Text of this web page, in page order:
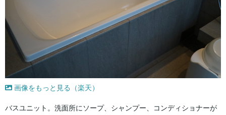
画像をもっと見る（楽天）
バスユニット。洗面所にソープ、シャンプー、コンディショナーが